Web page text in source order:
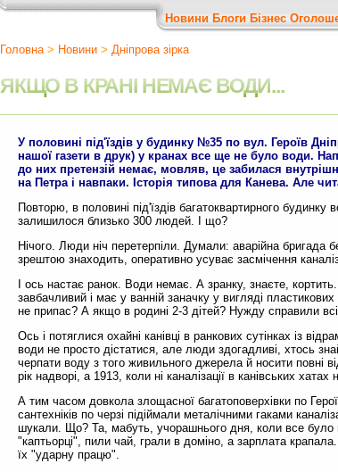
Новини Блоги Бізнес
Головна> Новини > Дніпрова зірка
ЯКЩО В КРАНІ НЕМАЄ ВОДИ...
У половині під'їздів у будинку №35 по вул. Героїв
нашої газети в друк) у кранах все ще не було води.
до них претензій немає, мовляв, це забилася
на Петра і навпаки. Історія типова для Канева. Але
Повторю, в половині під'їздів багатоквартирного
залишилося близько 300 людей. І що?
Нічого. Люди ніч перетерпіли. Думали: аварійна бригада
зрештою знаходить, оперативно усуває засмічення
І ось настає ранок. Води немає. А зранку, знаєте,
завбачливий і має у ванній заначку у вигляді
не припас? А якщо в родині 2-3 дітей? Нужду справили
Ось і потяглися охайні канівці в ранкових сутінках із
води не просто дістатися, але люди здогадливі, хтось
черпати воду з того живильного джерела й носити повні
рік надворі, а 1913, коли ні каналізації в канівських
А тим часом довкола злощасної багатоповерхівки по
сантехніків по черзі підіймали металічними гаками
шукали. Що? Та, мабуть, учорашнього дня, коли все було
"каптьорці", пили чай, грали в доміно, а зарплата
їх "ударну працю".